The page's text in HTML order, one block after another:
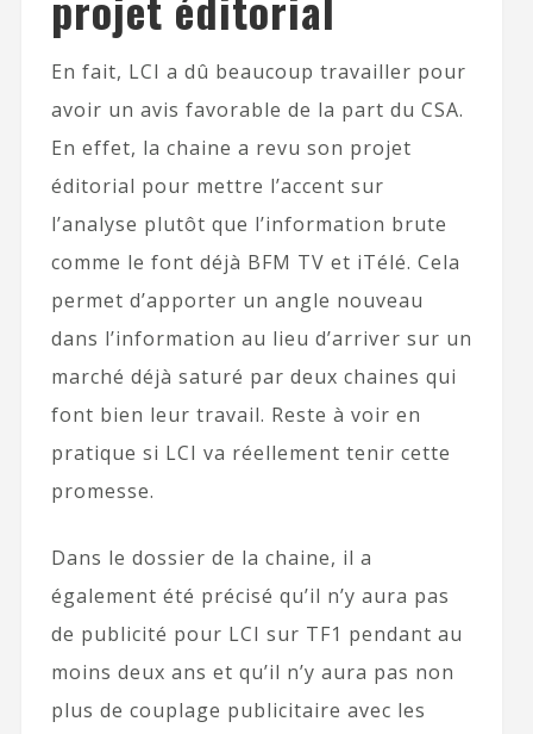
En fait, LCI a dû beaucoup travailler pour
avoir un avis favorable de la part du CSA.
En effet, la chaine a revu son projet
éditorial pour mettre l’accent sur
l’analyse plutôt que l’information brute
comme le font déjà BFM TV et iTélé. Cela
permet d’apporter un angle nouveau
dans l’information au lieu d’arriver sur un
marché déjà saturé par deux chaines qui
font bien leur travail. Reste à voir en
pratique si LCI va réellement tenir cette
promesse.
Dans le dossier de la chaine, il a
également été précisé qu’il n’y aura pas
de publicité pour LCI sur TF1 pendant au
moins deux ans et qu’il n’y aura pas non
plus de couplage publicitaire avec les